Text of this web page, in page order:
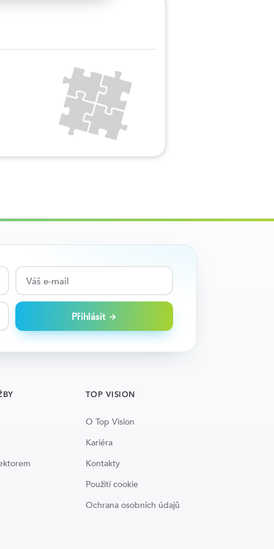
Přihlásit →
TOP VISION
O Top Vision
Kariéra
Kontakty
Použití cookie
Ochrana osobních údajů